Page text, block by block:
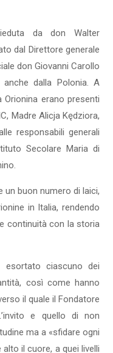
da don Walter
dal Direttore generale
don Giovanni Carollo
dalla Polonia. A
Orionina erano presenti
Madre Alicja Kędziora,
responsabili generali
Secolare Maria di
un buon numero di laici,
in Italia, rendendo
continuità con la storia
esortato ciascuno dei
così come hanno
il quale il Fondatore
e quello di non
ma a «sfidare ogni
il cuore, a quei livelli